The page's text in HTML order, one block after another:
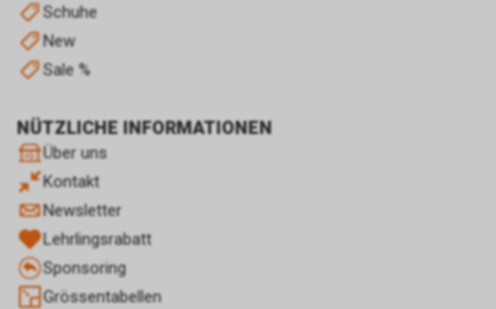
Schuhe
New
Sale %
NÜTZLICHE INFORMATIONEN
Über uns
Kontakt
Newsletter
Lehrlingsrabatt
Sponsoring
Grössentabellen